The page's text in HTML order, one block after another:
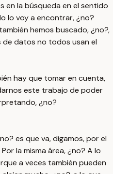
en la búsqueda en el sentido
lo voy a encontrar, ¿no?
hemos buscado, ¿no?,
de datos no todos usan el
hay que tomar en cuenta,
este trabajo de poder
¿no?
es que va, digamos, por el
la misma área, ¿no? A lo
a veces también pueden